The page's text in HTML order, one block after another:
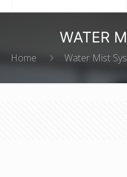
WATER
Home Water Mist